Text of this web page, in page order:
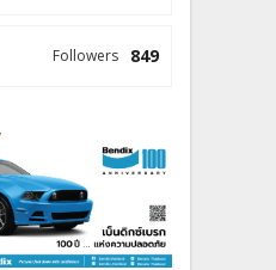
849
Followers